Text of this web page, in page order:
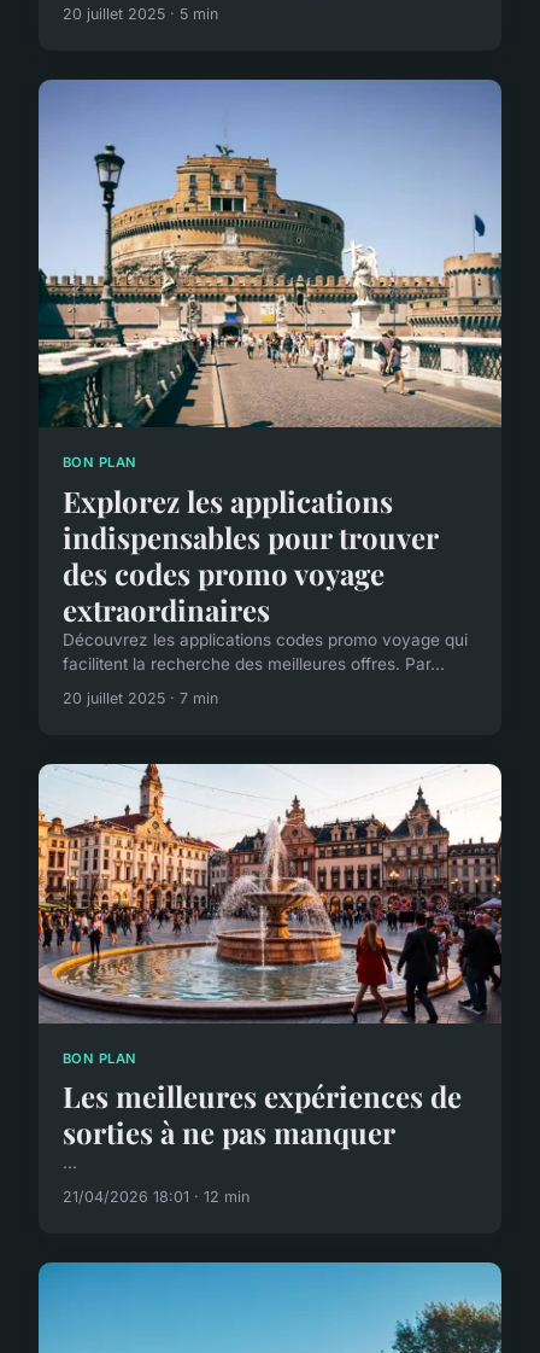
20 juillet 2025 · 5 min
BON PLAN
Explorez les applications
indispensables pour trouver
des codes promo voyage
extraordinaires
Découvrez les applications codes promo voyage qui
facilitent la recherche des meilleures offres. Par...
20 juillet 2025 · 7 min
BON PLAN
Les meilleures expériences de
sorties à ne pas manquer
...
21/04/2026 18:01 · 12 min